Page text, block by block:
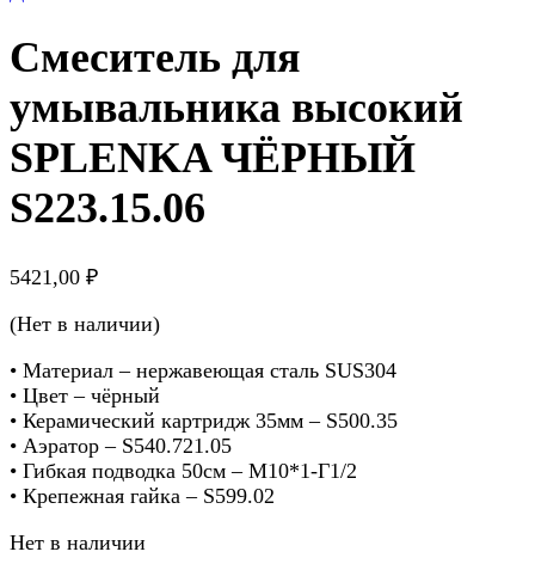
Смеситель для
умывальника высокий
SPLENKA ЧЁРНЫЙ
S223.15.06
5421,00 ₽
(Нет в наличии)
• Материал – нержавеющая сталь SUS304
• Цвет – чёрный
• Керамический картридж 35мм – S500.35
• Аэратор – S540.721.05
• Гибкая подводка 50см – M10*1-Г1/2
• Крепежная гайка – S599.02
Нет в наличии